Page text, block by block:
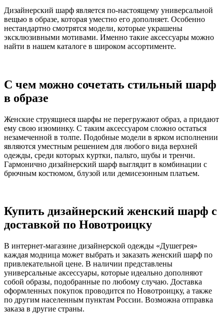
Дизайнерский шарф является по-настоящему универсальной
вещью в образе, которая уместно его дополняет. Особенно
нестандартно смотрятся модели, которые украшены
эксклюзивными мотивами. Именно такие аксессуары можно
найти в нашем каталоге в широком ассортименте.
С чем можно сочетать стильный шарф
в образе
Женские струящиеся шарфы не перегружают образ, а придают
ему свою изюминку. С таким аксессуаром сложно остаться
незамеченной в толпе. Подобные модели в ярком исполнении
являются уместным решением для любого вида верхней
одежды, среди которых куртки, пальто, шубы и тренчи.
Гармонично дизайнерский шарф выглядит в комбинации с
брючным костюмом, блузой или демисезонным платьем.
Купить дизайнерский женский шарф с
доставкой по Новотроицку
В интернет-магазине дизайнерской одежды «Душегрея»
каждая модница может выбрать и заказать женский шарф по
привлекательной цене. В наличии представлены
универсальные аксессуары, которые идеально дополняют
собой образы, подобранные по любому случаю. Доставка
оформленных покупок проводится по Новотроицку, а также
по другим населенным пунктам России. Возможна отправка
заказа в другие страны.